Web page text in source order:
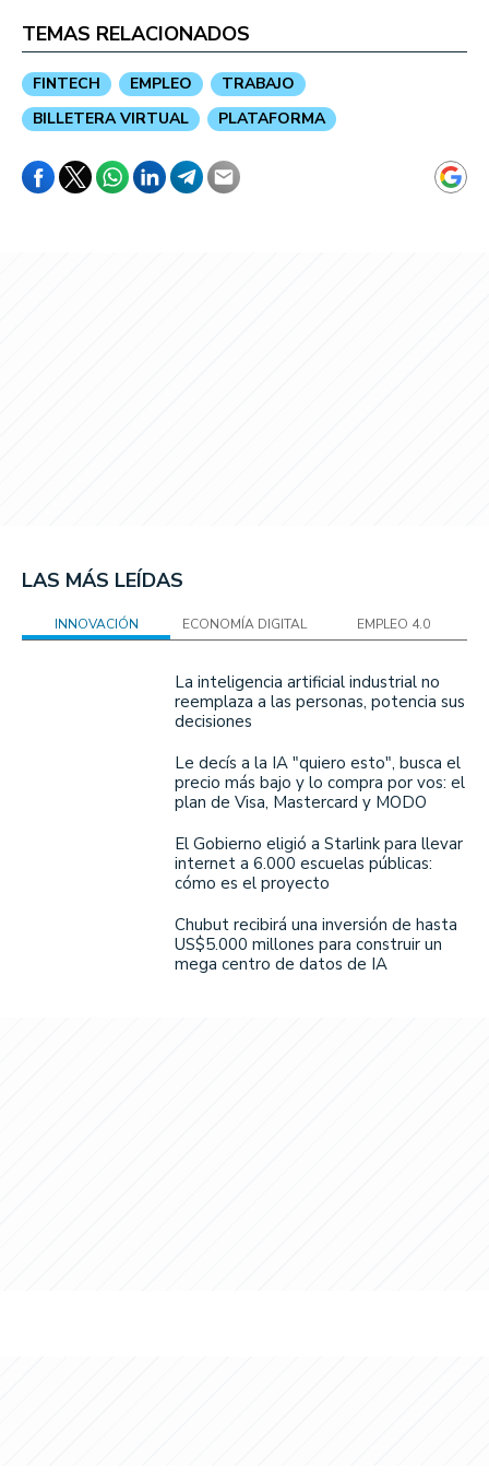
TEMAS RELACIONADOS
FINTECH EMPLEO
TRABAJO
BILLETERA VIRTUAL
PLATAFORMA
LAS MÁS LEÍDAS
INNOVACIÓN ECONOMÍA DIGITAL EMPLEO 4.0
La inteligencia artificial industrial no
reemplaza a las personas, potencia sus
decisiones
Le decís a la IA "quiero esto", busca el
precio más bajo y lo compra por vos: el
plan de Visa, Mastercard y MODO
El Gobierno eligió a Starlink para llevar
internet a 6.000 escuelas públicas:
cómo es el proyecto
Chubut recibirá una inversión de hasta
US$5.000 millones para construir un
mega centro de datos de IA